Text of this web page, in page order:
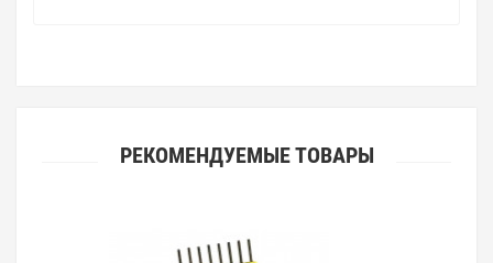
РЕКОМЕНДУЕМЫЕ ТОВАРЫ